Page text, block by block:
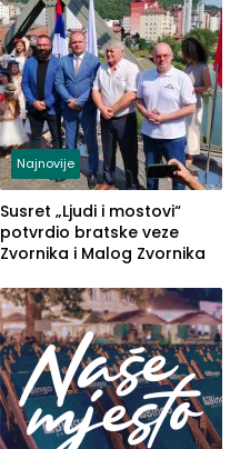
Najnovije
Susret „Ljudi i mostovi“
potvrdio bratske veze
Zvornika i Malog Zvornika